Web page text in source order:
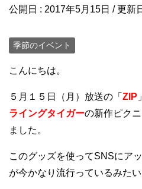
公開日 : 2017年5月15日 / 更新
季節のイベント
こんにちは。
５月１５日（月）放送の「 ZIP
ライングタイガーの新作ピク
ました。
このグッズを使ってSNSにア
が今かなり流行っているみたい